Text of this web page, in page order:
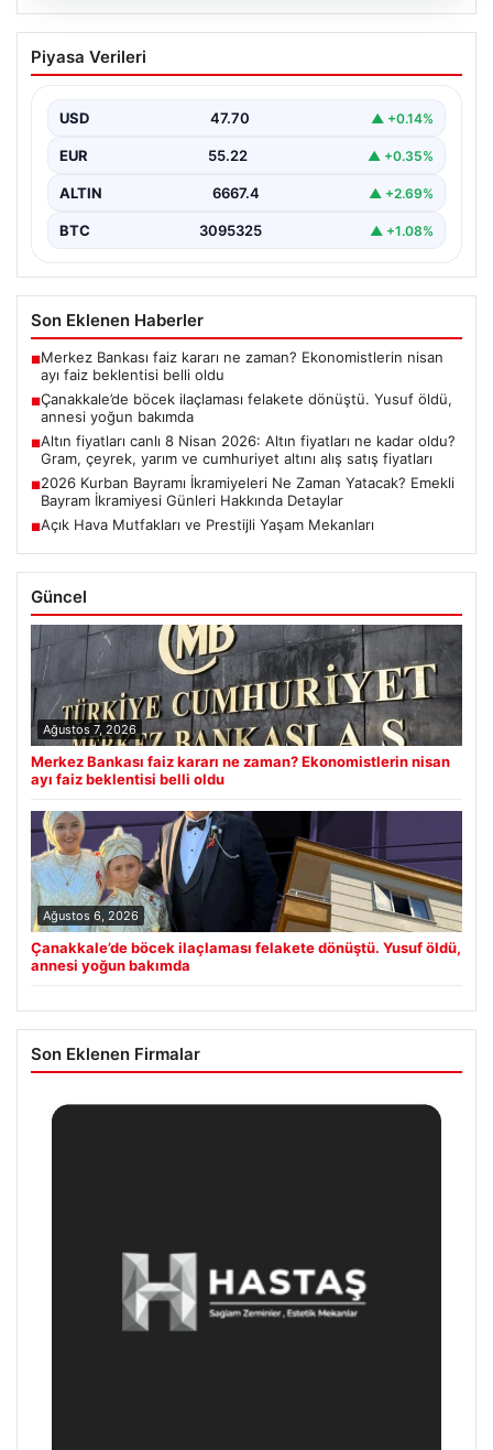
06.08.2026
Çanakkale’de böcek ilaçlaması felakete
dönüştü. Yusuf öldü, annesi yoğun
Piyasa Verileri
USD 47.70 ▲ +0.14%
EUR 55.22 ▲ +0.35%
ALTIN 6667.4 ▲ +2.69%
BTC 3095325 ▲ +1.08%
Son Eklenen Haberler
■Merkez Bankası faiz kararı ne zaman? Ekonomistlerin nisan
ayı faiz beklentisi belli oldu
■Çanakkale’de böcek ilaçlaması felakete dönüştü. Yusuf öldü,
annesi yoğun bakımda
■Altın fiyatları canlı 8 Nisan 2026: Altın fiyatları ne kadar oldu?
Gram, çeyrek, yarım ve cumhuriyet altını alış satış fiyatları
■2026 Kurban Bayramı İkramiyeleri Ne Zaman Yatacak? Emekli
Bayram İkramiyesi Günleri Hakkında Detaylar
■Açık Hava Mutfakları ve Prestijli Yaşam Mekanları
Güncel
Ağustos 7, 2026
Merkez Bankası faiz kararı ne zaman? Ekonomistlerin nisan
ayı faiz beklentisi belli oldu
Ağustos 6, 2026
Çanakkale’de böcek ilaçlaması felakete dönüştü. Yusuf öldü,
annesi yoğun bakımda
Son Eklenen Firmalar